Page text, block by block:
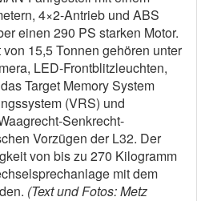
4×2-Antrieb und ABS
einen 290 PS starken Motor.
15,5 Tonnen gehören unter
LED-Frontblitzleuchten,
Target Memory System
(VRS) und
Senkrecht-
Vorzügen der L32. Der
von bis zu 270 Kilogramm
mit dem
(Text und Fotos: Metz